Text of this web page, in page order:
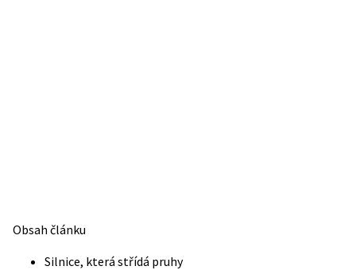
Obsah článku
Silnice, která střídá pruhy